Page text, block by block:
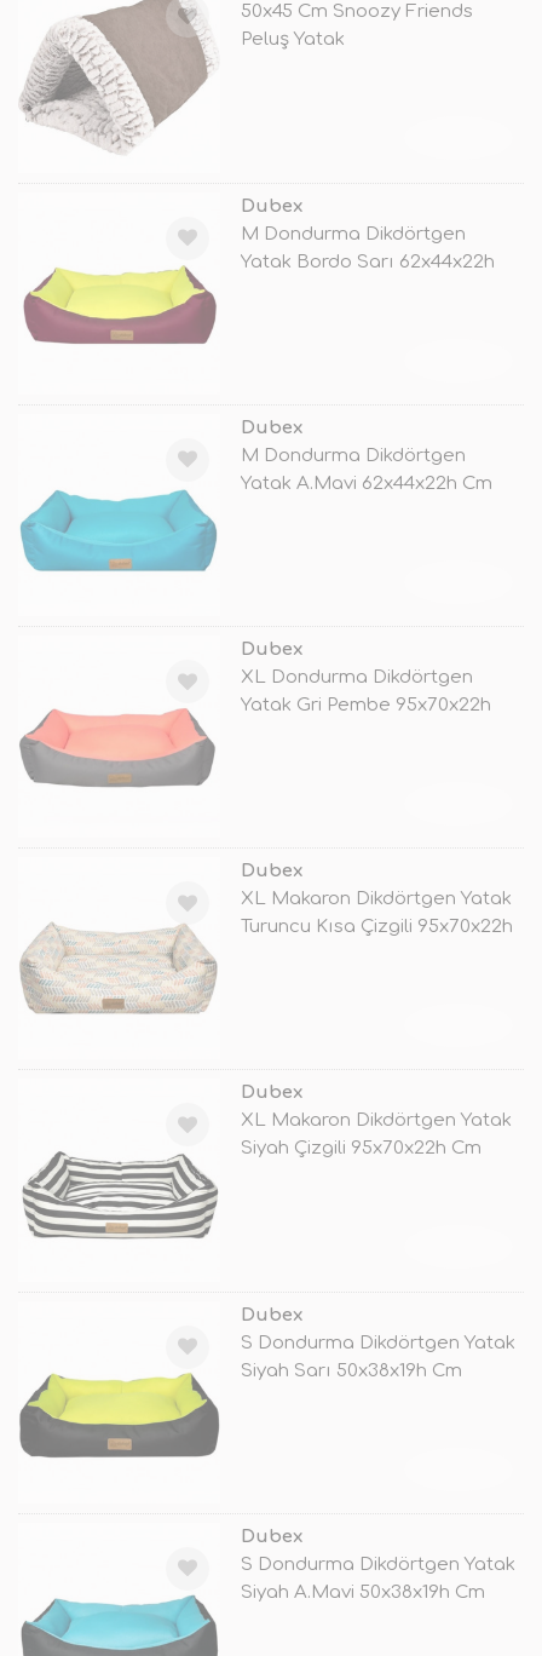
50x45 Cm Snoozy Friends
Peluş Yatak
Dubex
M Dondurma Dikdörtgen
Yatak Bordo Sarı 62x44x22h
Dubex
M Dondurma Dikdörtgen
Yatak A.Mavi 62x44x22h Cm
Dubex
XL Dondurma Dikdörtgen
Yatak Gri Pembe 95x70x22h
Dubex
XL Makaron Dikdörtgen Yatak
Turuncu Kısa Çizgili 95x70x22h
Dubex
XL Makaron Dikdörtgen Yatak
Siyah Çizgili 95x70x22h Cm
Dubex
S Dondurma Dikdörtgen Yatak
Siyah Sarı 50x38x19h Cm
Dubex
S Dondurma Dikdörtgen Yatak
Siyah A.Mavi 50x38x19h Cm